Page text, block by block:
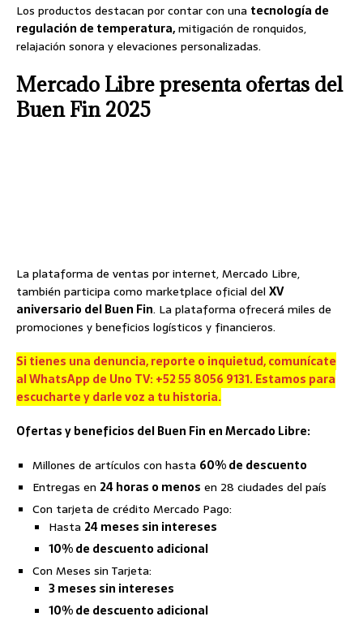
Los productos destacan por contar con una tecnología de
regulación de temperatura,mitigación de ronquidos,
relajación sonora y elevaciones personalizadas.
Mercado Libre presenta ofertas del
Buen Fin 2025
La plataforma de ventas por internet, Mercado Libre,
también participa como marketplace oficial del XV
aniversario del Buen Fin. La plataforma ofrecerá miles de
promociones y beneficios logísticos y financieros.
Si tienes una denuncia, reporte o inquietud, comunícate
al WhatsApp de Uno TV: +52 55 8056 9131. Estamos para
escucharte y darle voz a tu historia.
Ofertas y beneficios del Buen Fin en Mercado Libre:
Millones de artículos con hasta 60% de descuento
Entregas en 24 horas o menos en 28 ciudades del país
Con tarjeta de crédito Mercado Pago:
Hasta 24 meses sin intereses
10% de descuento adicional
Con Meses sin Tarjeta:
3 meses sin intereses
10% de descuento adicional